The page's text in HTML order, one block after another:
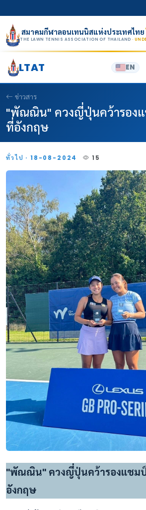
สมาคมกีฬาลอนเทนนิสแห่งประเทศไทย
THE LAWN TENNIS ASSOCIATION OF THAILAND ·
LTAT EN
ข่าวสาร
"พัณณิน" ควงญี่ปุ่นคว้ารอง
ที่อังกฤษ
ทั่วไป · 18-08-2024 15
"พัณณิน" ควงญี่ปุ่นคว้ารองแชม
อังกฤษ